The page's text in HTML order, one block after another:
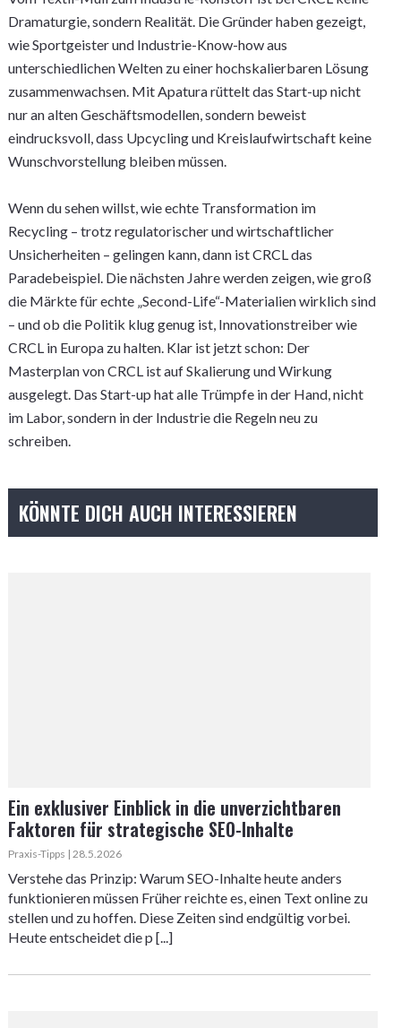
Dramaturgie, sondern Realität. Die Gründer haben gezeigt,
wie Sportgeister und Industrie-Know-how aus
unterschiedlichen Welten zu einer hochskalierbaren Lösung
zusammenwachsen. Mit Apatura rüttelt das Start-up nicht
nur an alten Geschäftsmodellen, sondern beweist
eindrucksvoll, dass Upcycling und Kreislaufwirtschaft keine
Wunschvorstellung bleiben müssen.
Wenn du sehen willst, wie echte Transformation im
Recycling – trotz regulatorischer und wirtschaftlicher
Unsicherheiten – gelingen kann, dann ist CRCL das
Paradebeispiel. Die nächsten Jahre werden zeigen, wie groß
die Märkte für echte „Second-Life“-Materialien wirklich sind
– und ob die Politik klug genug ist, Innovationstreiber wie
CRCL in Europa zu halten. Klar ist jetzt schon: Der
Masterplan von CRCL ist auf Skalierung und Wirkung
ausgelegt. Das Start-up hat alle Trümpfe in der Hand, nicht
im Labor, sondern in der Industrie die Regeln neu zu
schreiben.
KÖNNTE DICH AUCH INTERESSIEREN
Ein exklusiver Einblick in die unverzichtbaren
Faktoren für strategische SEO-Inhalte
Praxis-Tipps | 28.5.2026
Verstehe das Prinzip: Warum SEO-Inhalte heute anders
funktionieren müssen Früher reichte es, einen Text online zu
stellen und zu hoffen. Diese Zeiten sind endgültig vorbei.
Heute entscheidet die p [...]